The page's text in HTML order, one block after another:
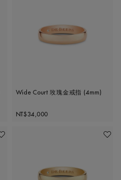
Wide Court 玫瑰金戒指 (4mm)
Original price
NT$34,000
加入喜愛清單 加入喜